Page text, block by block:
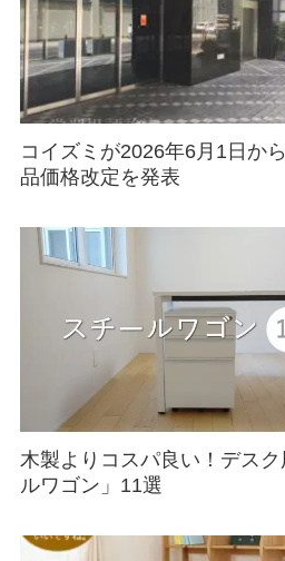
コイズミが2026年6月1日か
品価格改定を発表
木製よりコスパ良い！デス
ルワゴン」11選